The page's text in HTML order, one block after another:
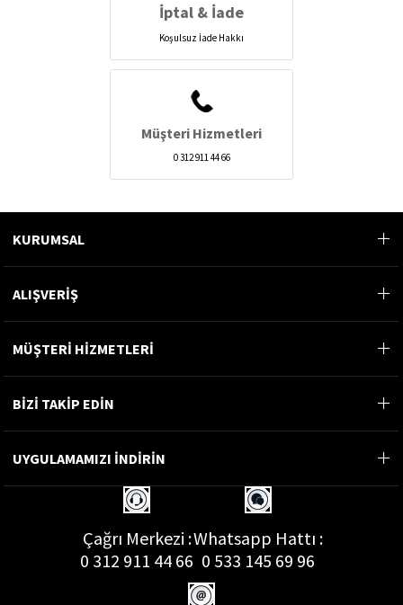
İptal & İade
Koşulsuz İade Hakkı
Müşteri Hizmetleri
0 312 911 44 66
KURUMSAL
ALIŞVERİŞ
MÜŞTERİ HİZMETLERİ
BİZİ TAKİP EDİN
UYGULAMAMIZI İNDİRİN
Çağrı Merkezi :
0 312 911 44 66
Whatsapp Hattı :
0 533 145 69 96